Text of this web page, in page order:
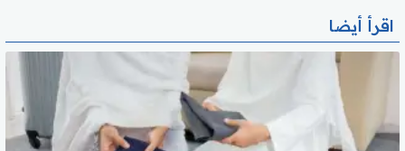
اقرأ أيضا